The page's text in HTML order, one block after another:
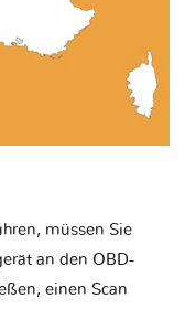
müssen Sie
an den OBD-
einen Scan